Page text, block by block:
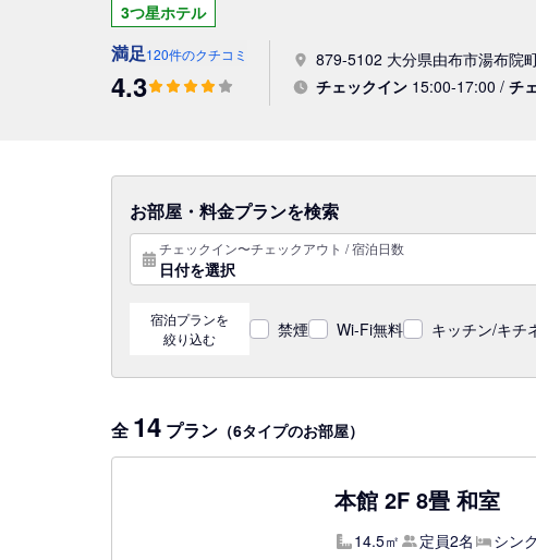
3つ星ホテル
879-5102 大分県由布市湯布院
チェックイン 15:00-17:00 / チ
満足120件のクチコミ
4.3
お部屋・料金プランを検索
チェックイン〜チェックアウト / 宿泊日数
日付を選択
宿泊プランを
絞り込む
禁煙 Wi-Fi無料 キッチン/キチ
全 14 プラン （6タイプのお部屋）
本館 2F 8畳 和室
14.5㎡ 定員2名 シン